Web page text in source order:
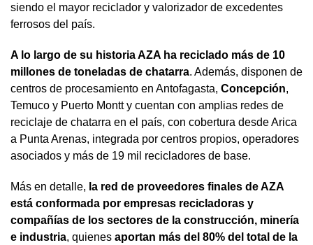
siendo el mayor reciclador y valorizador de excedentes
ferrosos del país.
A lo largo de su historia AZA ha reciclado más de 10
millones de toneladas de chatarra. Además, disponen de
centros de procesamiento en Antofagasta, Concepción,
Temuco y Puerto Montt y cuentan con amplias redes de
reciclaje de chatarra en el país, con cobertura desde Arica
a Punta Arenas, integrada por centros propios, operadores
asociados y más de 19 mil recicladores de base.
Más en detalle, la red de proveedores finales de AZA
está conformada por empresas recicladoras y
compañías de los sectores de la construcción, minería
e industria, quienes aportan más del 80% del total de la